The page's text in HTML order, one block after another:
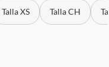
Talla XS Talla CH